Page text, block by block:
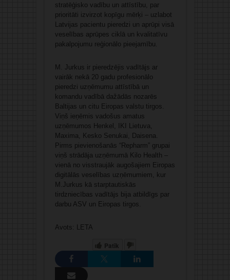
stratēģisko vadību un attīstību, par
prioritāti izvirzot kopīgu mērķi – uzlabot
Latvijas pacientu pieredzi un aprūpi visā
veselības aprūpes ciklā un kvalitatīvu
pakalpojumu reģionālo pieejamību.
M. Jurkus ir pieredzējis vadītājs ar
vairāk nekā 20 gadu profesionālo
pieredzi uzņēmumu attīstībā un
komandu vadībā dažādās nozarēs
Baltijas un citu Eiropas valstu tirgos.
Viņš ieņēmis vadošus amatus
uzņēmumos Henkel, IKI Lietuva,
Maxima, Kesko Senukai, Daisena.
Pirms pievienošanās “Repharm” grupai
viņš strādāja uzņēmumā Kilo Health –
vienā no visstraujāk augošajiem Eiropas
digitālās veselības uzņēmumiem, kur
M.Jurkus kā starptautiskās
tirdzniecības vadītājs bija atbildīgs par
darbu ASV un Eiropas tirgos.
Avots: LETA
Patīk